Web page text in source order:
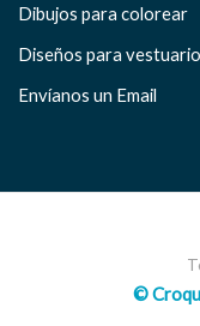
Dibujos para colorear
Diseños para vestuario
Envíanos un Email
©